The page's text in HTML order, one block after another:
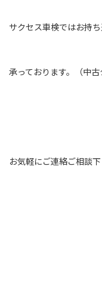
サクセス車検ではお持
承っております。（中古
お気軽にご連絡ご相談下